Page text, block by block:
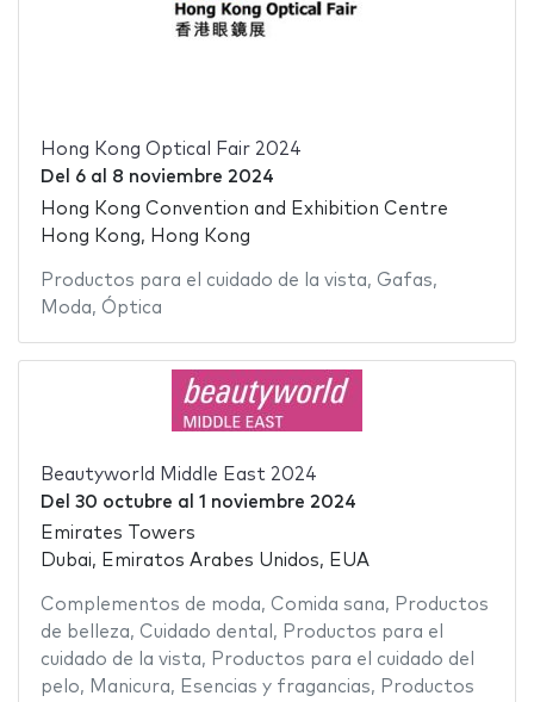
Hong Kong Optical Fair 2024
Del 6al 8 noviembre 2024
Hong Kong Convention and Exhibition Centre
Hong Kong, Hong Kong
Productos para el cuidado de la vista, Gafas,
Moda, Óptica
Beautyworld Middle East 2024
Del 30 octubre al 1 noviembre 2024
Emirates Towers
Dubai, Emiratos Arabes Unidos, EUA
Complementos de moda, Comida sana, Productos
de belleza, Cuidado dental , Productos para el
cuidado de la vista, Productos para el cuidado del
pelo, Manicura, Esencias y fragancias, Productos